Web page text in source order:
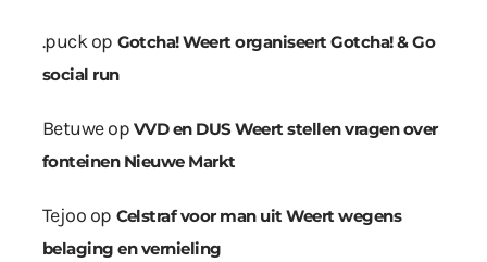
.puckop Gotcha! Weert organiseert Gotcha! & Go
social run
Betuweop VVD en DUS Weert stellen vragen over
fonteinen Nieuwe Markt
Tejoo op Celstraf voor man uit Weert wegens
belaging en vernieling